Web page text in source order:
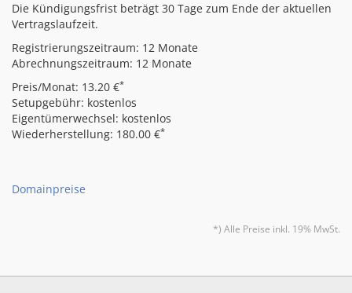
Die Kündigungsfrist beträgt 30 Tage zum Ende der aktuellen
Vertragslaufzeit.
Registrierungszeitraum: 12 Monate
Abrechnungszeitraum: 12 Monate
Preis/Monat: 13.20 €*
Setupgebühr: kostenlos
Eigentümerwechsel: kostenlos
Wiederherstellung: 180.00 €*
Domainpreise
*) Alle Preise inkl. 19% MwSt.